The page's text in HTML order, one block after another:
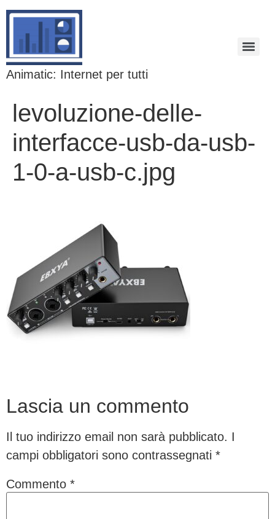
Animatic: Internet per tutti
levoluzione-delle-
interfacce-usb-da-usb-
1-0-a-usb-c.jpg
Lascia un commento
Il tuo indirizzo email non sarà pubblicato. I
campi obbligatori sono contrassegnati *
Commento *